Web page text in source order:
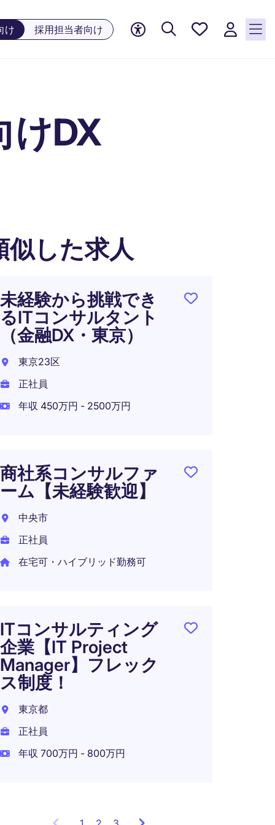
け 採用担当者向け
お気に
けDX
似した求人
未経験から挑戦でき
るITコンサルタント
（金融DX・東京）
東京23区
正社員
年収 450万円 - 2500万円
商社系コンサルファ
ーム【未経験歓迎】
中央市
正社員
在宅可・ハイブリッド勤務可
ITコンサルティング
企業【IT Project
Manager】フレック
ス制度！
東京都
正社員
年収 700万円 - 800万円